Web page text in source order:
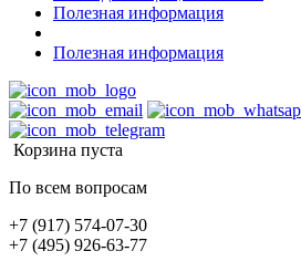
Полезная информация
Полезная информация
Корзина пуста
По всем вопросам
+7 (917) 574-07-30
+7 (495) 926-63-77